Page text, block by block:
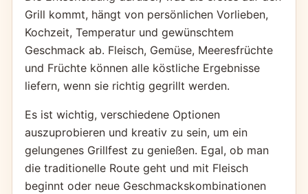
Grill kommt, hängt von persönlichen Vorlieben,
Kochzeit, Temperatur und gewünschtem
Geschmack ab. Fleisch, Gemüse, Meeresfrüchte
und Früchte können alle köstliche Ergebnisse
liefern, wenn sie richtig gegrillt werden.
Es ist wichtig, verschiedene Optionen
auszuprobieren und kreativ zu sein, um ein
gelungenes Grillfest zu genießen. Egal, ob man
die traditionelle Route geht und mit Fleisch
beginnt oder neue Geschmackskombinationen